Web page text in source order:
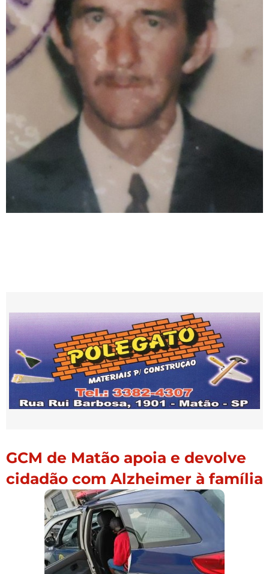
GCM de Matão apoia e devolve
cidadão com Alzheimer à família